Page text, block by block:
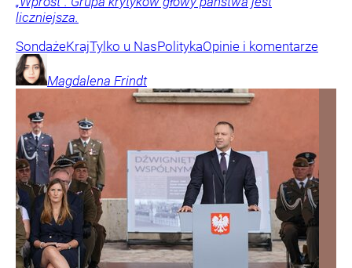
liczniejsza.
SondażeKrajTylko u NasPolitykaOpinie i komentarze
Magdalena Frindt